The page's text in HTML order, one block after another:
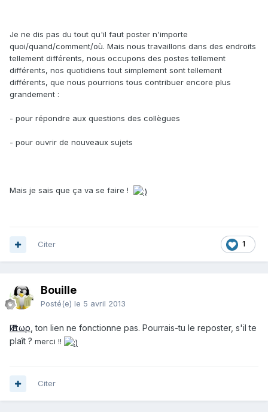
Je ne dis pas du tout qu'il faut poster n'importe
quoi/quand/comment/où. Mais nous travaillons dans des endroits
tellement différents, nous occupons des postes tellement
différents, nos quotidiens tout simplement sont tellement
différents, que nous pourrions tous contribuer encore plus
grandement :
- pour répondre aux questions des collègues
- pour ouvrir de nouveaux sujets
Mais je sais que ça va se faire !
1
Citer
Bouille
Posté(e) le 5 avril 2013
Ἕκτωρ , ton lien ne fonctionne pas. Pourrais-tu le reposter, s'il te
plaît ? merci !!
Citer